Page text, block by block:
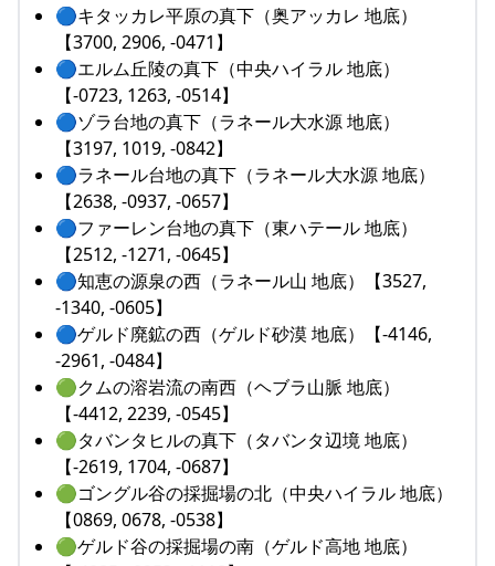
🔵キタッカレ平原の真下（奥アッカレ 地底）
【3700, 2906, -0471】
🔵エルム丘陵の真下（中央ハイラル 地底）
【-0723, 1263, -0514】
🔵ゾラ台地の真下（ラネール大水源 地底）
【3197, 1019, -0842】
🔵ラネール台地の真下（ラネール大水源 地底）
【2638, -0937, -0657】
🔵ファーレン台地の真下（東ハテール 地底）
【2512, -1271, -0645】
🔵知恵の源泉の西（ラネール山 地底）【3527,
-1340, -0605】
🔵ゲルド廃鉱の西（ゲルド砂漠 地底）【-4146,
-2961, -0484】
🟢クムの溶岩流の南西（ヘブラ山脈 地底）
【-4412, 2239, -0545】
🟢タバンタヒルの真下（タバンタ辺境 地底）
【-2619, 1704, -0687】
🟢ゴングル谷の採掘場の北（中央ハイラル 地底）
【0869, 0678, -0538】
🟢ゲルド谷の採掘場の南（ゲルド高地 地底）